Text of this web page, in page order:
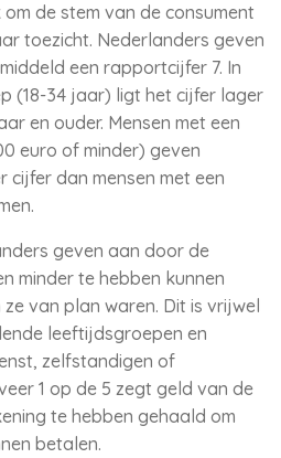
de stem van de consument
toezicht. Nederlanders geven
een rapportcijfer 7. In
(18-34 jaar) ligt het cijfer lager
en ouder. Mensen met een
euro of minder) geven
cijfer dan mensen met een
geven aan door de
minder te hebben kunnen
van plan waren. Dit is vrijwel
leeftijdsgroepen en
zelfstandigen of
1 op de 5 zegt geld van de
te hebben gehaald om
betalen.